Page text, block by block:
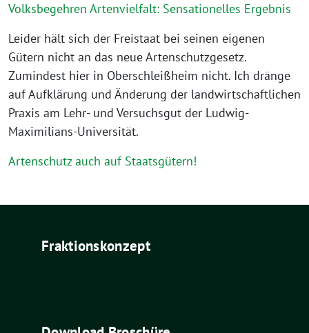
Volksbegehren Artenvielfalt: Sensationelles Ergebnis
Leider hält sich der Freistaat bei seinen eigenen
Gütern nicht an das neue Artenschutzgesetz.
Zumindest hier in Oberschleißheim nicht. Ich dränge
auf Aufklärung und Änderung der landwirtschaftlichen
Praxis am Lehr- und Versuchsgut der Ludwig-
Maximilians-Universität.
Artenschutz auch auf Staatsgütern!
Fraktionskonzept